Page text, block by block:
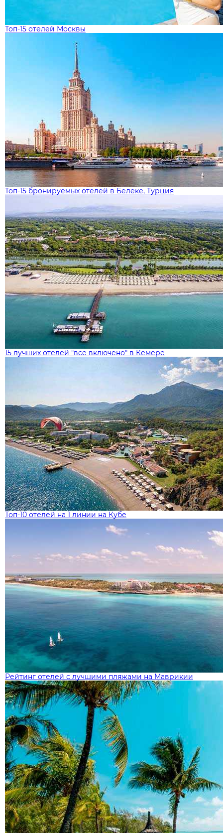
Топ-15 отелей Москвы
Топ-15 бронируемых отелей в Белеке, Турция
15 лучших отелей "все включено" в Кемере
Топ-10 отелей на 1 линии на Кубе
Рейтинг отелей с лучшими пляжами на Маврикии